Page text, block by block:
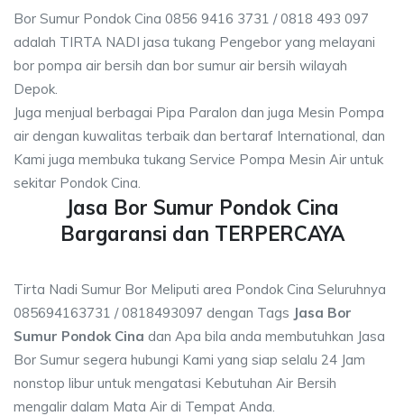
Bor Sumur Pondok Cina 0856 9416 3731 / 0818 493 097
adalah TIRTA NADI jasa tukang Pengebor yang melayani
bor pompa air bersih dan bor sumur air bersih wilayah
Depok.
Juga menjual berbagai Pipa Paralon dan juga Mesin Pompa
air dengan kuwalitas terbaik dan bertaraf International, dan
Kami juga membuka tukang Service Pompa Mesin Air untuk
sekitar Pondok Cina.
Jasa Bor Sumur Pondok Cina
Bargaransi dan TERPERCAYA
Tirta Nadi Sumur Bor Meliputi area Pondok Cina Seluruhnya
085694163731 / 0818493097 dengan Tags Jasa Bor
Sumur Pondok Cina dan Apa bila anda membutuhkan Jasa
Bor Sumur segera hubungi Kami yang siap selalu 24 Jam
nonstop libur untuk mengatasi Kebutuhan Air Bersih
mengalir dalam Mata Air di Tempat Anda.